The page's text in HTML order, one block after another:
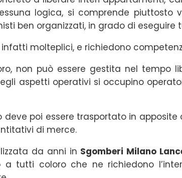
logica, si comprende
ben organizzati, in grado di eseguire
molteplici, e richiedono
non può essere gestita nel tempo
aspetti operativi si occupino
poi essere trasportato in
di merce.
da anni in Sgomberi Milano
a tutti coloro che ne richiedono